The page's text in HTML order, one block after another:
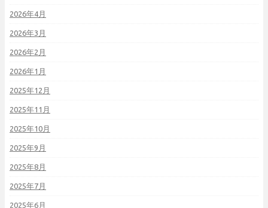
2026年4月
2026年3月
2026年2月
2026年1月
2025年12月
2025年11月
2025年10月
2025年9月
2025年8月
2025年7月
2025年6月